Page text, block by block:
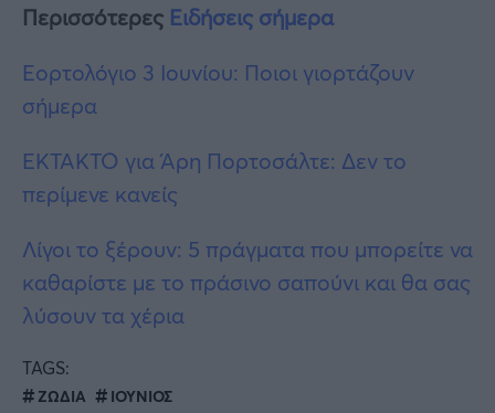
Περισσότερες Ειδήσεις σήμερα
Εορτολόγιο 3 Ιουνίου: Ποιοι γιορτάζουν
σήμερα
ΕΚΤΑΚΤΟ για Άρη Πορτοσάλτε: Δεν το
περίμενε κανείς
Λίγοι το ξέρουν: 5 πράγματα που μπορείτε να
καθαρίστε με το πράσινο σαπούνι και θα σας
λύσουν τα χέρια
TAGS:
ΖΩΔΙΑ ΙΟΥΝΙΟΣ